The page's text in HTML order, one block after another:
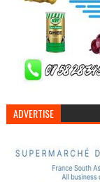
ADVERTISE